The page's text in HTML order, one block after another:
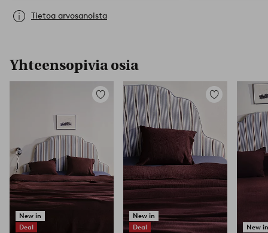
Tietoa arvosanoista
Yhteensopivia osia
New in
Deal
Lisää
suosikkeihin
New in
Deal
Lisää
New